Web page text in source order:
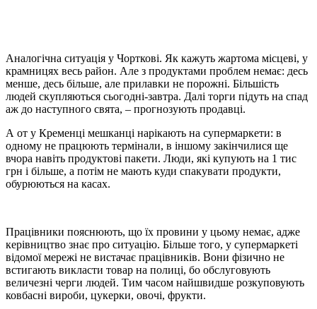
Аналогічна ситуація у Чорткові. Як кажуть жартома місцеві, у
крамницях весь район. Але з продуктами проблем немає: десь
менше, десь більше, але прилавки не порожні. Більшість
людей скупляються сьогодні-завтра. Далі торги підуть на спад
аж до наступного свята, – прогнозують продавці.
А от у Кременці мешканці нарікають на супермаркети: в
одному не працюють термінали, в іншому закінчилися ще
вчора навіть продуктові пакети. Люди, які купують на 1 тис
грн і більше, а потім не мають куди спакувати продукти,
обурюються на касах.
Працівники пояснюють, що їх провини у цьому немає, адже
керівництво знає про ситуацію. Більше того, у супермаркеті
відомої мережі не вистачає працівників. Вони фізично не
встигають викласти товар на полиці, бо обслуговують
величезні черги людей. Тим часом найшвидше розкуповують
ковбасні вироби, цукерки, овочі, фрукти.